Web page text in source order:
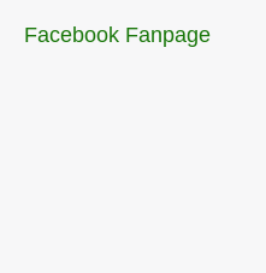
Facebook Fanpage